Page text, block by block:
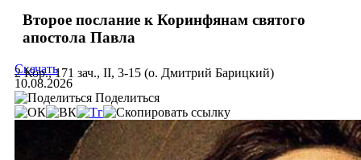
Второе послание к Коринфянам святого
апостола Павла
2 Кор., 171 зач., II, 3-15 (о. Дмитрий Барицкий)
Скачать
10.08.2026
Поделиться